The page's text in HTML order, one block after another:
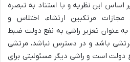
اساس این نظریه و با استناد به تبصره
مجازات مرتکبین ارتشاء، اختلاس و
به عنوان تعزیر راشی به نفع دولت ضبط
باشد و در دسترس نباشد، مرتشی
دولت است و راشی دیگر مسئولیتی برای